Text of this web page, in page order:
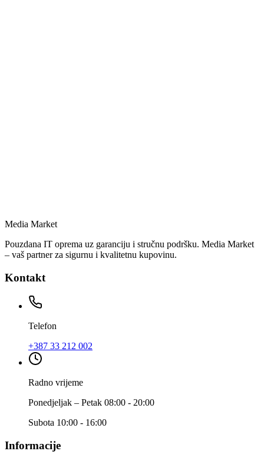
Media Market
Pouzdana IT oprema uz garanciju i stručnu podršku. Media Market
– vaš partner za sigurnu i kvalitetnu kupovinu.
Kontakt
Telefon
+387 33 212 002
Radno vrijeme
Ponedjeljak – Petak 08:00 - 20:00
Subota 10:00 - 16:00
Informacije